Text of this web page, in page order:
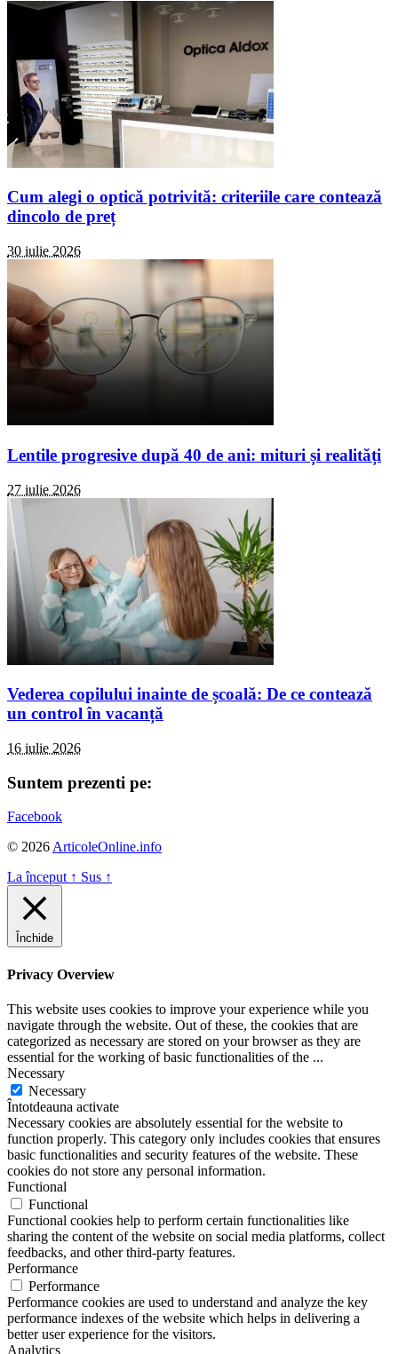
Cum alegi o optică potrivită: criteriile care contează
dincolo de preț
30 iulie 2026
Lentile progresive după 40 de ani: mituri și realități
27 iulie 2026
Vederea copilului inainte de școală: De ce contează
un control în vacanță
16 iulie 2026
Suntem prezenti pe:
Facebook
© 2026 ArticoleOnline.info
La început ↑ Sus ↑
Închide
Privacy Overview
This website uses cookies to improve your experience while you
navigate through the website. Out of these, the cookies that are
categorized as necessary are stored on your browser as they are
essential for the working of basic functionalities of the ...
Necessary
Necessary
Întotdeauna activate
Necessary cookies are absolutely essential for the website to
function properly. This category only includes cookies that ensures
basic functionalities and security features of the website. These
cookies do not store any personal information.
Functional
Functional
Functional cookies help to perform certain functionalities like
sharing the content of the website on social media platforms, collect
feedbacks, and other third-party features.
Performance
Performance
Performance cookies are used to understand and analyze the key
performance indexes of the website which helps in delivering a
better user experience for the visitors.
Analytics